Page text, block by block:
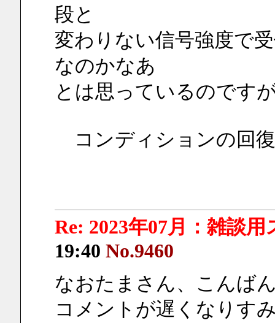
段と
変わりない信号強度で
なのかなあ
とは思っているのです
コンディションの回
Re: 2023年07月：雑談
19:40 No.9460
なおたまさん、こんば
コメントが遅くなりす